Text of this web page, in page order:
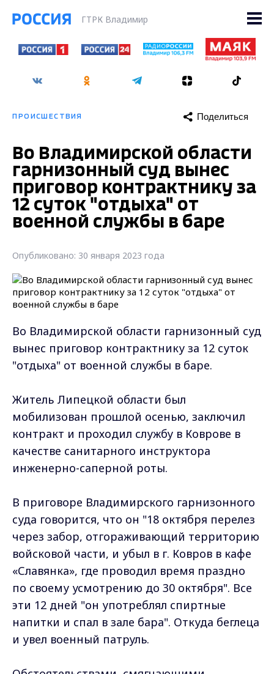
ГТРК Владимир
ПРОИСШЕСТВИЯ Поделиться
Во Владимирской области
гарнизонный суд вынес
приговор контрактнику за
12 суток "отдыха" от
военной службы в баре
Опубликовано: 30 января 2023 года
Во Владимирской области гарнизонный суд
вынес приговор контрактнику за 12 суток
"отдыха" от военной службы в баре.
Житель Липецкой области был
мобилизован прошлой осенью, заключил
контракт и проходил службу в Коврове в
качестве санитарного инструктора
инженерно-саперной роты.
В приговоре Владимирского гарнизонного
суда говорится, что он "18 октября перелез
через забор, отгораживающий территорию
войсковой части, и убыл в г. Ковров в кафе
«Славянка», где проводил время праздно
по своему усмотрению до 30 октября". Все
эти 12 дней "он употреблял спиртные
напитки и спал в зале бара". Откуда беглеца
и увел военный патруль.